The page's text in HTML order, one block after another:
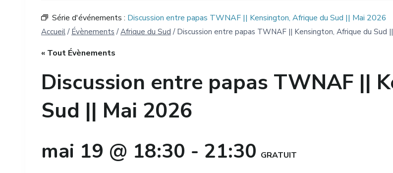
Série d'événements : Discussion entre papas TWNAF || Kensington, Afrique du Sud || Mai 2026
Accueil / Évènements / Afrique du Sud / Discussion entre papas TWNAF || Kensington, Afrique du Sud
« Tout Évènements
Discussion entre papas TWNAF ||
Sud || Mai 2026
mai 19 @ 18:30 - 21:30 GRATUIT